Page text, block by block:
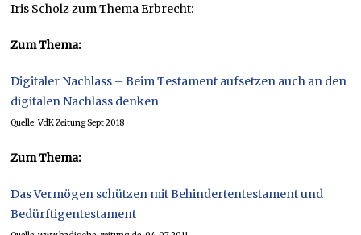
Iris Scholz zum Thema Erbrecht:
Zum Thema:
Digitaler Nachlass – Beim Testament aufsetzen auch an den
digitalen Nachlass denken
Quelle: VdK Zeitung Sept 2018
Zum Thema:
Das Vermögen schützen mit Behindertentestament und
Bedürftigentestament